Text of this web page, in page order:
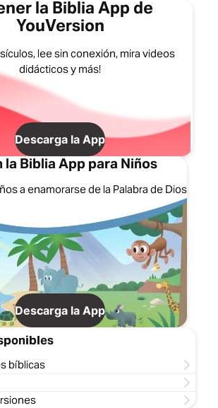
la Biblia App de
YouVersion
lee sin conexión, mira videos
didácticos y más!
Descarga la App
la Biblia App para Niños
a enamorarse de la Palabra de Dios
Descarga la App
bíblicas